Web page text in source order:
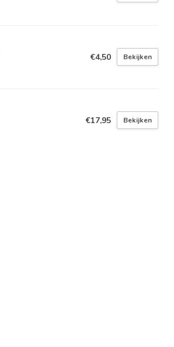
€4,50 Bekijken
€17,95 Bekijken